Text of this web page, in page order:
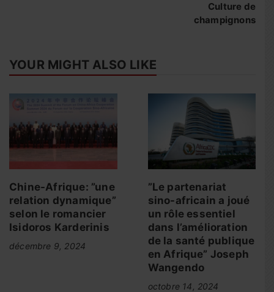
Culture de
champignons
YOUR MIGHT ALSO LIKE
Chine-Afrique: ”une
relation dynamique”
selon le romancier
Isidoros Karderinis
décembre 9, 2024
”Le partenariat
sino-africain a joué
un rôle essentiel
dans l’amélioration
de la santé publique
en Afrique” Joseph
Wangendo
octobre 14, 2024